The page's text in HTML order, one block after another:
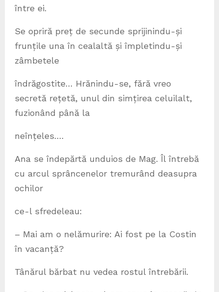
între ei.
Se opriră preț de secunde sprijinindu-și
frunțile una în cealaltă și împletindu-și
zâmbetele
îndrăgostite… Hrănindu-se, fără vreo
secretă rețetă, unul din simțirea celuilalt,
fuzionând până la
neînțeles….
Ana se îndepărtă unduios de Mag. Îl întrebă
cu arcul sprâncenelor tremurând deasupra
ochilor
ce-l sfredeleau:
– Mai am o nelămurire: Ai fost pe la Costin
în vacanță?
Tânărul bărbat nu vedea rostul întrebării.